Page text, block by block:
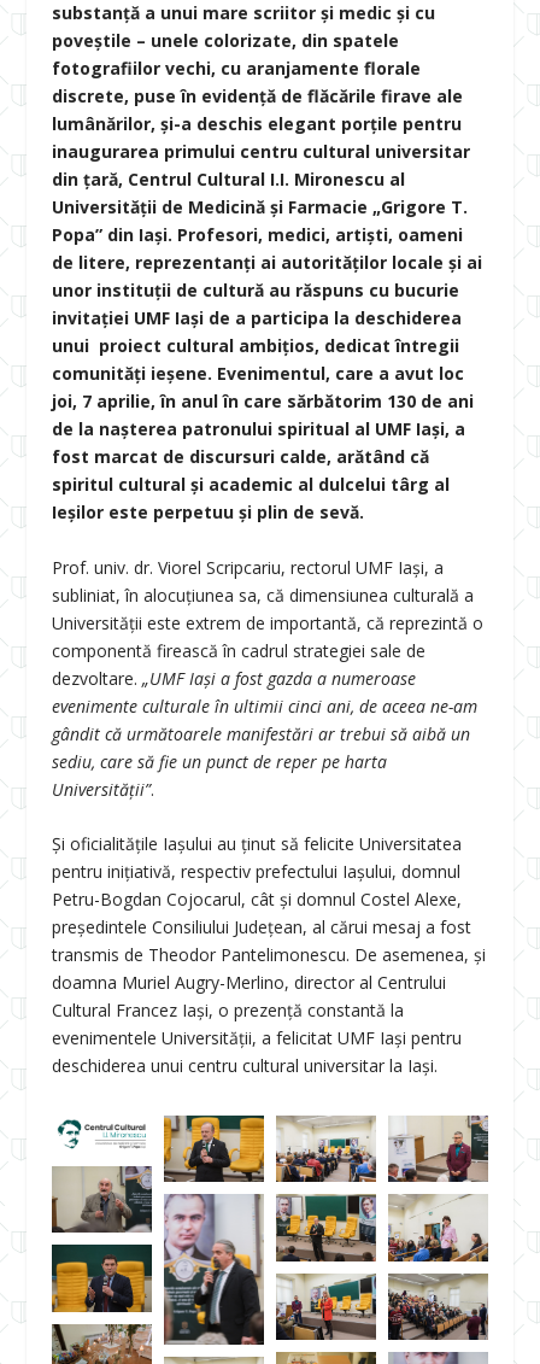
substanță a unui mare scriitor și medic și cu
poveștile – unele colorizate, din spatele
fotografiilor vechi, cu aranjamente florale
discrete, puse în evidență de flăcările firave ale
lumânărilor, și-a deschis elegant porțile pentru
inaugurarea primului centru cultural universitar
din țară, Centrul Cultural I.I. Mironescu al
Universității de Medicină și Farmacie „Grigore T.
Popa” din Iași. Profesori, medici, artiști, oameni
de litere, reprezentanți ai autorităților locale și ai
unor instituții de cultură au răspuns cu bucurie
invitației UMF Iași de a participa la deschiderea
unui proiect cultural ambițios, dedicat întregii
comunități ieșene. Evenimentul, care a avut loc
joi, 7 aprilie, în anul în care sărbătorim 130 de ani
de la nașterea patronului spiritual al UMF Iași, a
fost marcat de discursuri calde, arătând că
spiritul cultural și academic al dulcelui târg al
Ieșilor este perpetuu și plin de sevă.
Prof. univ. dr. Viorel Scripcariu, rectorul UMF Iași, a
subliniat, în alocuțiunea sa, că dimensiunea culturală a
Universității este extrem de importantă, că reprezintă o
componentă firească în cadrul strategiei sale de
dezvoltare. „UMF Iași a fost gazda a numeroase
evenimente culturale în ultimii cinci ani, de aceea ne-am
gândit că următoarele manifestări ar trebui să aibă un
sediu, care să fie un punct de reper pe harta
Universității”.
Și oficialitățile Iașului au ținut să felicite Universitatea
pentru inițiativă, respectiv prefectului Iașului, domnul
Petru-Bogdan Cojocarul, cât și domnul Costel Alexe,
președintele Consiliului Județean, al cărui mesaj a fost
transmis de Theodor Pantelimonescu. De asemenea, și
doamna Muriel Augry-Merlino, director al Centrului
Cultural Francez Iași, o prezență constantă la
evenimentele Universității, a felicitat UMF Iași pentru
deschiderea unui centru cultural universitar la Iași.